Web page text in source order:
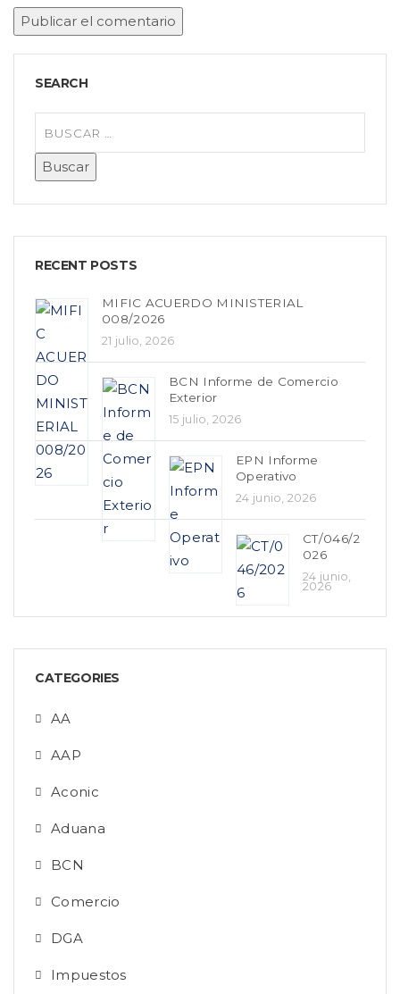
SEARCH
RECENT POSTS
MIFIC ACUERDO MINISTERIAL
008/2026
21 julio, 2026
BCN Informe de Comercio
Exterior
15 julio, 2026
EPN Informe
Operativo
24 junio, 2026
CT/046/2
026
24 junio,
2026
CATEGORIES
AA
AAP
Aconic
Aduana
BCN
Comercio
DGA
Impuestos